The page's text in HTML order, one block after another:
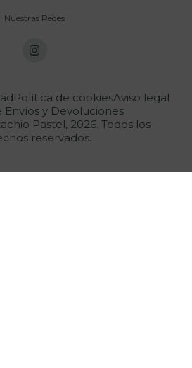
Nuestras Redes
Pastel, 2026. Todos los
reservados.
Política de cookiesAviso legal
Envíos y Devoluciones